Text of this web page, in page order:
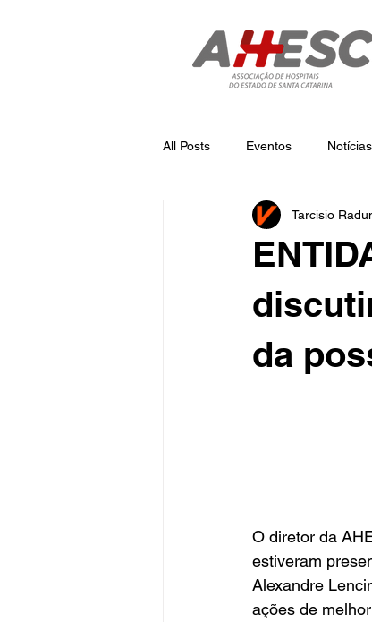
All Posts Eventos
Notícias da
da
Tarcisio
O diretor da
estiveram
Alexandre
ações de